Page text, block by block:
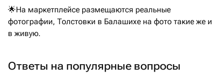
🌟На маркетплейсе размещаются реальные
фотографии, Толстовки в Балашихе на фото такие же и
в живую.
Ответы на популярные вопросы